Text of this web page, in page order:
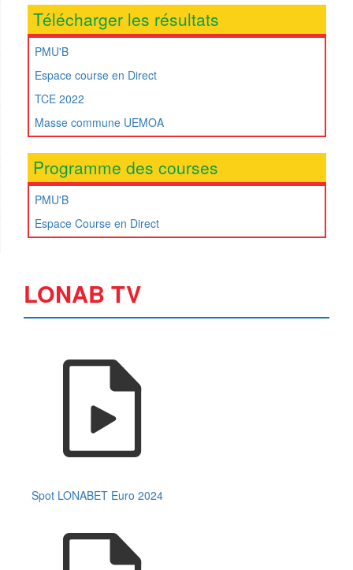
Télécharger les résultats
PMU'B
Espace course en Direct
TCE 2022
Masse commune UEMOA
Programme des courses
PMU'B
Espace Course en Direct
LONAB TV
Spot LONABET Euro 2024